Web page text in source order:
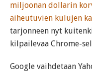
miljoonan dollarin
aiheutuvien kulujen
tarjonneen nyt
kilpailevaa Chrome-
Google vaihdetaan